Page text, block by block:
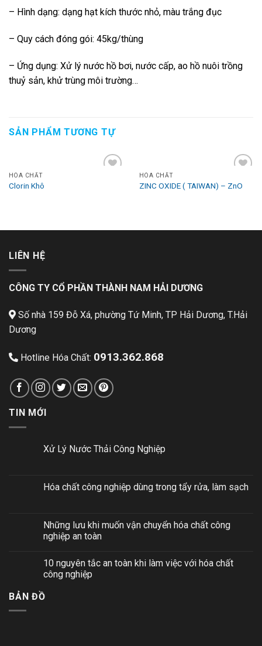
– Hình dạng: dạng hạt kích thước nhỏ, màu trắng đục
– Quy cách đóng gói: 45kg/thùng
– Ứng dụng: Xử lý nước hồ bơi, nước cấp, ao hồ nuôi trồng
thuỷ sản, khử trùng môi trường…
SẢN PHẨM TƯƠNG TỰ
HÓA CHẤT
Clorin Khô
Wishlist
HÓA CHẤT
ZINC OXIDE ( TAIWAN) – ZnO
LIÊN HỆ
CÔNG TY CỔ PHẦN THÀNH NAM HẢI DƯƠNG
Số nhà 159 Đỗ Xá, phường Tứ Minh, TP Hải Dương, T.Hải
Dương
Hotline Hóa Chất: 0913.362.868
TIN MỚI
Xử Lý Nước Thải Công Nghiệp
Hóa chất công nghiệp dùng trong tẩy rửa, làm sạch
Những lưu khi muốn vận chuyển hóa chất công
nghiệp an toàn
10 nguyên tắc an toàn khi làm việc với hóa chất
công nghiệp
BẢN ĐỒ